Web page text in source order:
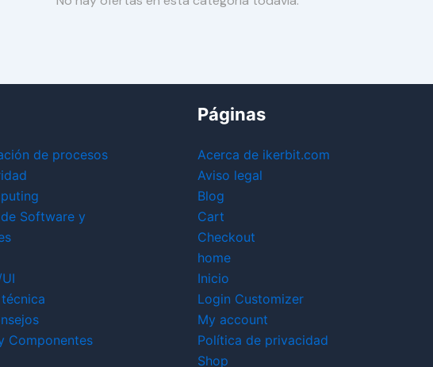
de procesos
Software y
Componentes
Páginas
Acerca de ikerbit.com
Aviso legal
Blog
Cart
Checkout
home
Inicio
Login Customizer
My account
Política de privacidad
Shop